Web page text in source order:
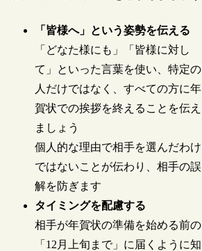
「皆様へ」という姿勢を伝える
「どなた様にも」「皆様に対し
て」といった言葉を使い、特定の
人だけではなく、すべての方に年
賀状での挨拶を終えることを伝え
ましょう
個人的な理由で相手を選んだわけ
ではないことが伝わり、相手の誤
解を防ぎます
タイミングを配慮する
相手が年賀状の準備を始める前の
「12月上旬まで」に届くように知